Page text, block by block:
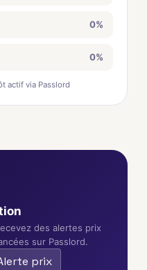
0%
0%
actif via Passlord
des alertes prix
sur Passlord.
prix